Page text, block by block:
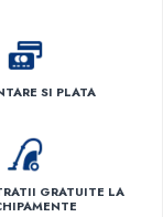
SI PLATA
GRATUITE LA